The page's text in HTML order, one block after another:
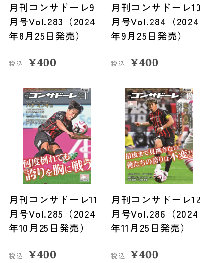
月刊コンサドーレ9
月号Vol.283（2024
年8月25日発売）
税込 ¥400
月刊コンサドーレ10
月号Vol.284（2024
年9月25日発売）
税込 ¥400
月刊コンサドーレ11
月号Vol.285（2024
年10月25日発売）
税込 ¥400
月刊コンサドーレ12
月号Vol.286（2024
年11月25日発売）
税込 ¥400